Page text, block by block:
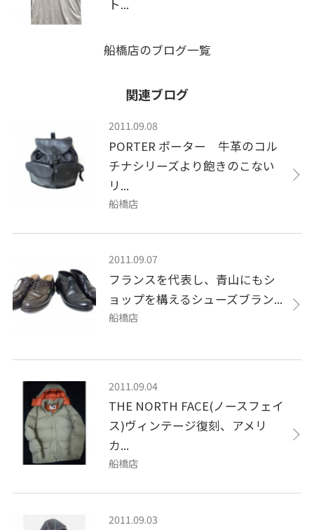
ト...
船橋店のブログ一覧
関連ブログ
2011.09.08
PORTER ポーター 牛革のコル
チナシリーズより飽きのこない
リ...
船橋店
2011.09.07
フランスを代表し、青山にもシ
ョップを構えるシューズブラン...
船橋店
2011.09.04
THE NORTH FACE(ノースフェイ
ス)ヴィンテージ復刻、アメリ
カ...
船橋店
2011.09.03